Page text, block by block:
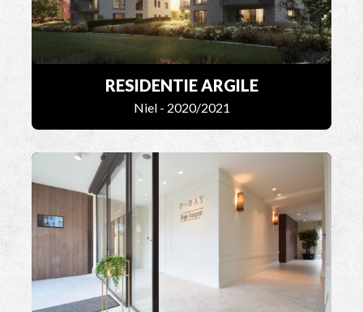
RESIDENTIE ARGILE
Niel - 2020/2021